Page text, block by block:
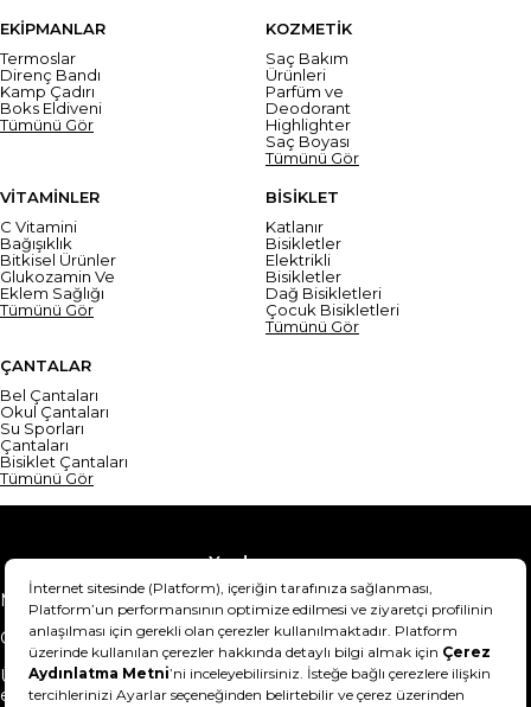
EKİPMANLAR
Termoslar
Direnç Bandı
Kamp Çadırı
Boks Eldiveni
Tümünü Gör
KOZMETİK
Saç Bakım
Ürünleri
Parfüm ve
Deodorant
Highlighter
Saç Boyası
Tümünü Gör
VİTAMİNLER
C Vitamini
Bağışıklık
Bitkisel Ürünler
Glukozamin Ve
Eklem Sağlığı
Tümünü Gör
BİSİKLET
Katlanır
Bisikletler
Elektrikli
Bisikletler
Dağ Bisikletleri
Çocuk Bisikletleri
Tümünü Gör
ÇANTALAR
Bel Çantaları
Okul Çantaları
Su Sporları
Çantaları
Bisiklet Çantaları
Tümünü Gör
Yardım
Mesafeli Satış Sözleşmesi
Teslimat Bilgisi
Gizlilik Sözleşmesi
Şartlar & Koşullar
Ürünümü nasıl iade
edebilirim?
Hakkımızda